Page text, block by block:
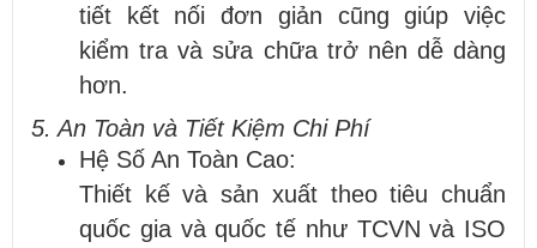
tiết kết nối đơn giản cũng giúp việc
kiểm tra và sửa chữa trở nên dễ dàng
hơn.
5. An Toàn và Tiết Kiệm Chi Phí
Hệ Số An Toàn Cao:
Thiết kế và sản xuất theo tiêu chuẩn
quốc gia và quốc tế như TCVN và ISO